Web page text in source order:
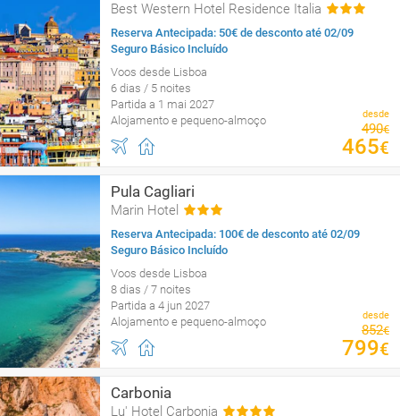
Best Western Hotel Residence Italia
Reserva Antecipada: 50€ de desconto até 02/09
Seguro Básico Incluído
Voos desde Lisboa
6 dias / 5 noites
Partida a 1 mai 2027
Alojamento e pequeno-almoço
desde
490€
465€
Pula Cagliari
Marin Hotel
Reserva Antecipada: 100€ de desconto até 02/09
Seguro Básico Incluído
Voos desde Lisboa
8 dias / 7 noites
Partida a 4 jun 2027
Alojamento e pequeno-almoço
desde
852€
799€
Carbonia
Lu' Hotel Carbonia